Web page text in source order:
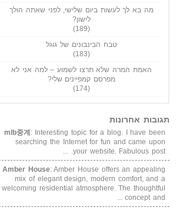
מה בא לך לעשות ביום שלישי, לפני שאתה הולך
לישון?
(189)
טבח הבינבונים של גוגל
(183)
האמת המרה שלא תרצו לשמוע – למה אני לא
מפרסם קמפיינים שלי?
(174)
תגובות אחרונות
mlb중계 : Interesting topic for a blog. I have been
searching the Internet for fun and came upon
your website. Fabulous post. ...
Amber House: Amber House offers an appealing
mix of elegant design, modern comfort, and a
welcoming residential atmosphere. The thoughtful
concept and ...